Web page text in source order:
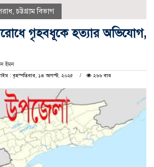
,চট্টগ্রাম বিভাগ
গৃহবধূকে হত্যার অভিযোগ,
ইমন
: বৃহস্পতিবার, ১৪ আগস্ট, ২০২৫
২৬৬ বার